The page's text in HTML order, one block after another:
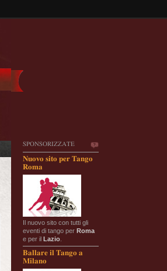
SPONSORIZZATE
Nuovo sito per Tango
Roma
Il nuovo sito con tutti gli
eventi di tango per Roma
e per il Lazio
Ballare il Tango a
Milano